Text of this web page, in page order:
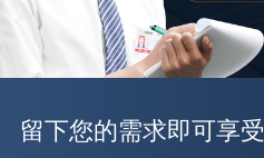
留下您的需求即可享受